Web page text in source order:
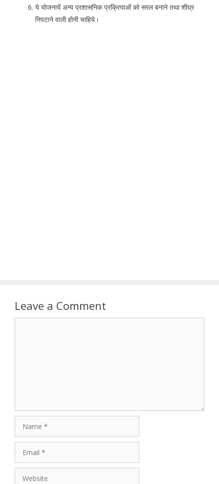
ये योजनायें अन्य प्रशासनिक प्रक्रियाओं को सरल बनाने तथा शीघ्र
निपटाने वाली होनी चाहिये।
Leave a Comment